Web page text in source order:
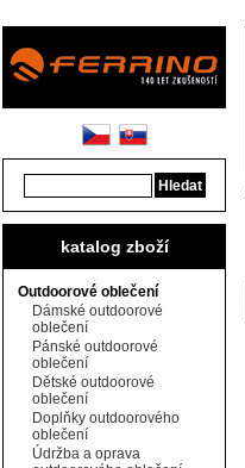
katalog zboží
Outdoorové oblečení
Dámské outdoorové
oblečení
Pánské outdoorové
oblečení
Dětské outdoorové
oblečení
Doplňky outdoorového
oblečení
Údržba a oprava